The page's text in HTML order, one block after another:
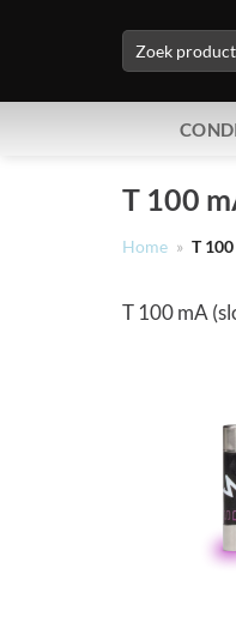
naar:
T 100
Home » T
T 100 mA